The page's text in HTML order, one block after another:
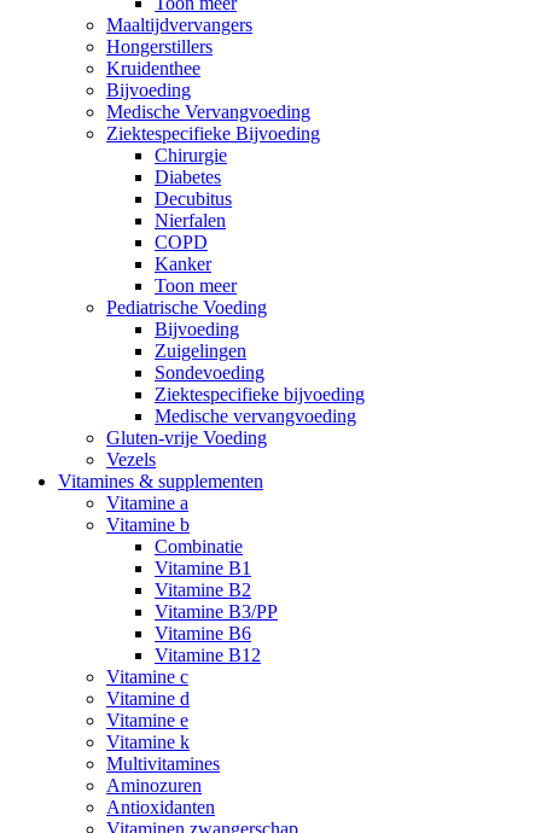
Maaltijdvervangers
Hongerstillers
Kruidenthee
Bijvoeding
Medische Vervangvoeding
Ziektespecifieke Bijvoeding
Chirurgie
Diabetes
Decubitus
Nierfalen
COPD
Kanker
Toon meer
Pediatrische Voeding
Bijvoeding
Zuigelingen
Sondevoeding
Ziektespecifieke bijvoeding
Medische vervangvoeding
Gluten-vrije Voeding
Vezels
Vitamines & supplementen
Vitamine a
Vitamine b
Combinatie
Vitamine B1
Vitamine B2
Vitamine B3/PP
Vitamine B6
Vitamine B12
Vitamine c
Vitamine d
Vitamine e
Vitamine k
Multivitamines
Aminozuren
Antioxidanten
Vitaminen zwangerschap